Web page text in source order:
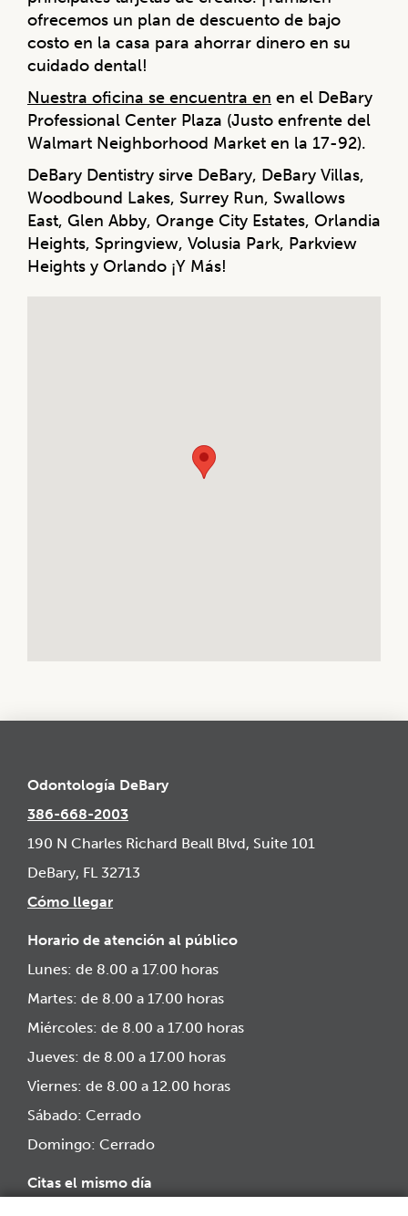
ofrecemos un plan de descuento de bajo
costo en la casa para ahorrar dinero en su
cuidado dental!
Nuestra oficina se encuentra en en el DeBary
Professional Center Plaza (Justo enfrente del
Walmart Neighborhood Market en la 17-92).
DeBary Dentistry sirve DeBary, DeBary Villas,
Woodbound Lakes, Surrey Run, Swallows
East, Glen Abby, Orange City Estates, Orlandia
Heights, Springview, Volusia Park, Parkview
Heights y Orlando ¡Y Más!
Odontología DeBary
386-668-2003
190 N Charles Richard Beall Blvd, Suite 101
DeBary, FL 32713
Cómo llegar
Horario de atención al público
Lunes: de 8.00 a 17.00 horas
Martes: de 8.00 a 17.00 horas
Miércoles: de 8.00 a 17.00 horas
Jueves: de 8.00 a 17.00 horas
Viernes: de 8.00 a 12.00 horas
Sábado: Cerrado
Domingo: Cerrado
Citas el mismo día